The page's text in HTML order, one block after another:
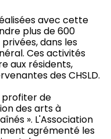
avec cette
plus de 600
dans les
Ces activités
aux résidents,
des CHSLD.
profiter de
des arts à
». L'Association
agrémenté les